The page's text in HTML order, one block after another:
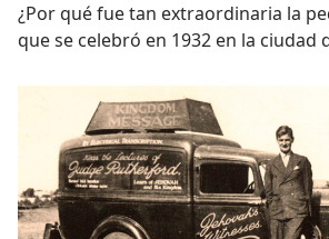
¿Por qué fue tan extraordinaria la
que se celebró en 1932 en la ciudad